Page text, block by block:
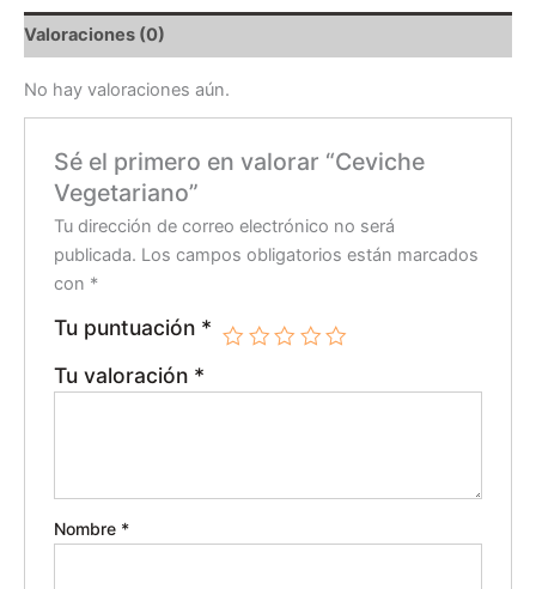
Valoraciones (0)
No hay valoraciones aún.
Sé el primero en valorar “Ceviche
Vegetariano”
Tu dirección de correo electrónico no será
publicada. Los campos obligatorios están marcados
con *
Tu puntuación *
Tu valoración *
Nombre *